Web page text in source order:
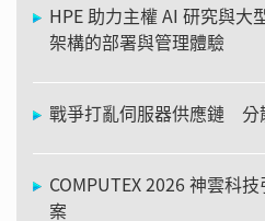
HPE 助力主權 AI 研究與
架構的部署與管理體驗
戰爭打亂伺服器供應鏈 分
COMPUTEX 2026 神雲科
案